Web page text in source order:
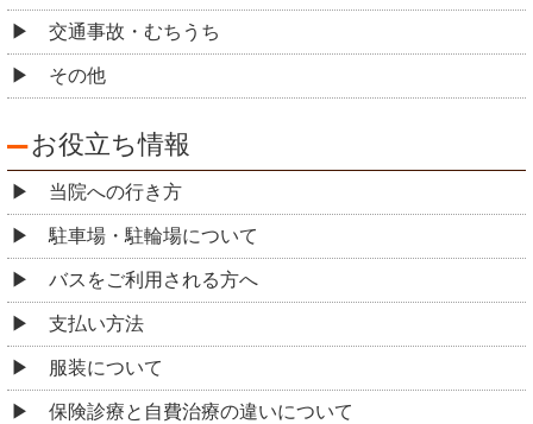
交通事故・むちうち
その他
お役立ち情報
当院への行き方
駐車場・駐輪場について
バスをご利用される方へ
支払い方法
服装について
保険診療と自費治療の違いについて